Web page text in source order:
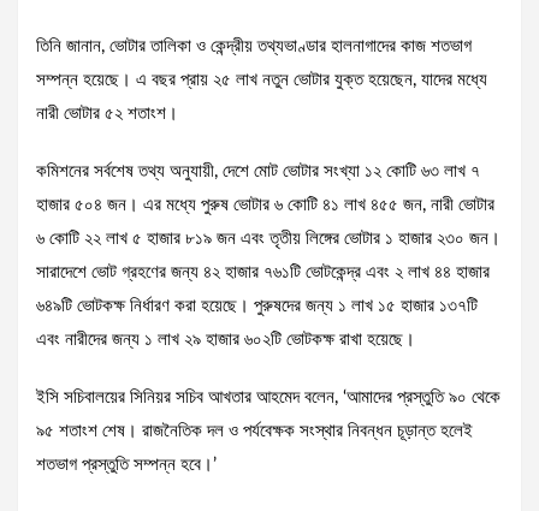
তিনি জানান, ভোটার তালিকা ও কেন্দ্রীয় তথ্যভাণ্ডার হালনাগাদের কাজ শতভাগ
সম্পন্ন হয়েছে। এ বছর প্রায় ২৫ লাখ নতুন ভোটার যুক্ত হয়েছেন, যাদের মধ্যে
নারী ভোটার ৫২ শতাংশ।
কমিশনের সর্বশেষ তথ্য অনুযায়ী, দেশে মোট ভোটার সংখ্যা ১২ কোটি ৬৩ লাখ ৭
হাজার ৫০৪ জন। এর মধ্যে পুরুষ ভোটার ৬ কোটি ৪১ লাখ ৪৫৫ জন, নারী ভোটার
৬ কোটি ২২ লাখ ৫ হাজার ৮১৯ জন এবং তৃতীয় লিঙ্গের ভোটার ১ হাজার ২৩০ জন।
সারাদেশে ভোট গ্রহণের জন্য ৪২ হাজার ৭৬১টি ভোটকেন্দ্র এবং ২ লাখ ৪৪ হাজার
৬৪৯টি ভোটকক্ষ নির্ধারণ করা হয়েছে। পুরুষদের জন্য ১ লাখ ১৫ হাজার ১৩৭টি
এবং নারীদের জন্য ১ লাখ ২৯ হাজার ৬০২টি ভোটকক্ষ রাখা হয়েছে।
ইসি সচিবালয়ের সিনিয়র সচিব আখতার আহমেদ বলেন, ‘আমাদের প্রস্তুতি ৯০ থেকে
৯৫ শতাংশ শেষ। রাজনৈতিক দল ও পর্যবেক্ষক সংস্থার নিবন্ধন চূড়ান্ত হলেই
শতভাগ প্রস্তুতি সম্পন্ন হবে।’